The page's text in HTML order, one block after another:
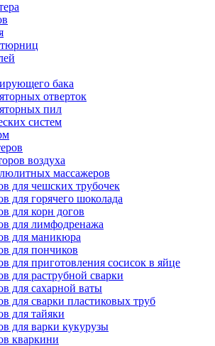
бака
отверток
пил
систем
воздуха
массажеров
для чешских трубочек
для горячего шоколада
для корн догов
для лимфодренажа
для маникюра
для пончиков
для приготовления сосисок в яйце
для раструбной сварки
для сахарной ваты
для сварки пластиковых труб
для тайяки
для варки кукурузы
кваркини